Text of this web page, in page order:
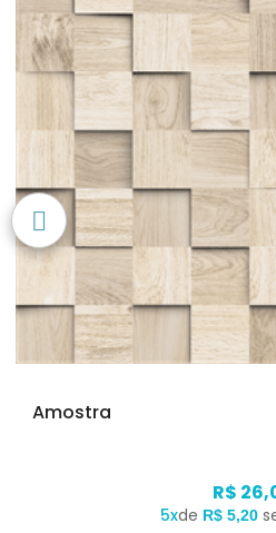
Amostra
R$
5xde R$ 5,20